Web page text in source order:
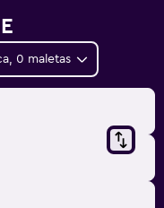
0 maletas